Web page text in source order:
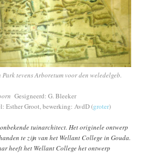
tevens Arboretum voor den weledelgeb.
Gesigneerd: G. Bleeker
Esther Groot, bewerking: AvdD (groter)
tuinarchitect. Het originele ontwerp
te zijn van het Wellant College in Gouda.
heeft het Wellant College het ontwerp